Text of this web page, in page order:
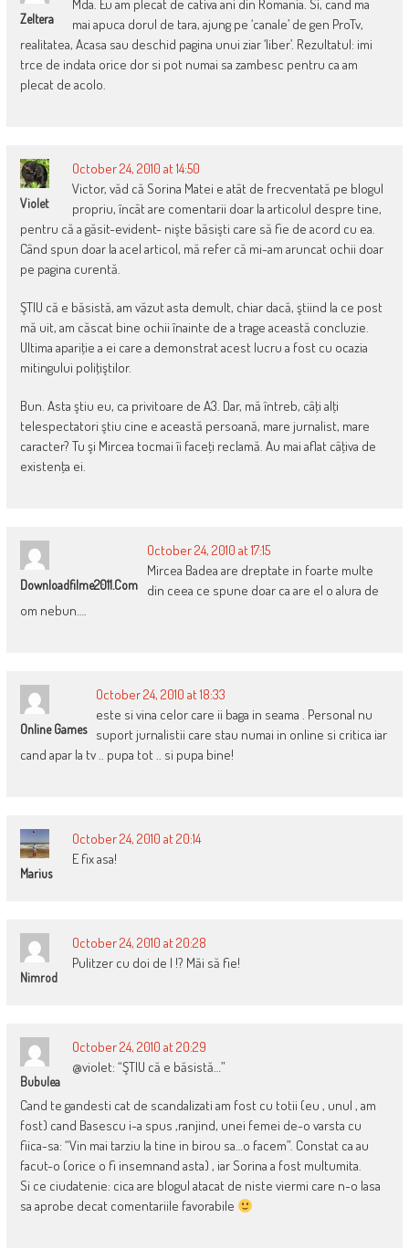
Zeltera
Mda. Eu am plecat de cativa ani din Romania. Si, cand ma
mai apuca dorul de tara, ajung pe ‘canale’ de gen ProTv,
realitatea, Acasa sau deschid pagina unui ziar ‘liber’. Rezultatul: imi
trce de indata orice dor si pot numai sa zambesc pentru ca am
plecat de acolo.
Violet
October 24, 2010 at 14:50
Victor, văd că Sorina Matei e atât de frecventată pe blogul
propriu, încât are comentarii doar la articolul despre tine,
pentru că a găsit-evident- nişte băsişti care să fie de acord cu ea.
Când spun doar la acel articol, mă refer că mi-am aruncat ochii doar
pe pagina curentă.
ŞTIU că e băsistă, am văzut asta demult, chiar dacă, ştiind la ce post
mă uit, am căscat bine ochii înainte de a trage această concluzie.
Ultima apariţie a ei care a demonstrat acest lucru a fost cu ocazia
mitingului poliţiştilor.
Bun. Asta ştiu eu, ca privitoare de A3. Dar, mă întreb, câţi alţi
telespectatori ştiu cine e această persoană, mare jurnalist, mare
caracter? Tu şi Mircea tocmai îi faceţi reclamă. Au mai aflat câţiva de
existenţa ei.
Downloadfilme2011.com
October 24, 2010 at 17:15
Mircea Badea are dreptate in foarte multe
din ceea ce spune doar ca are el o alura de
om nebun….
Online Games
October 24, 2010 at 18:33
este si vina celor care ii baga in seama . Personal nu
suport jurnalistii care stau numai in online si critica iar
cand apar la tv .. pupa tot .. si pupa bine!
Marius
October 24, 2010 at 20:14
E fix asa!
Nimrod
October 24, 2010 at 20:28
Pulitzer cu doi de l !? Măi să fie!
Bubulea
October 24, 2010 at 20:29
@violet: “ŞTIU că e băsistă…”
Cand te gandesti cat de scandalizati am fost cu totii (eu , unul , am
fost) cand Basescu i-a spus ,ranjind, unei femei de-o varsta cu
fiica-sa: “Vin mai tarziu la tine in birou sa…o facem”. Constat ca au
facut-o (orice o fi insemnand asta) , iar Sorina a fost multumita.
Si ce ciudatenie: cica are blogul atacat de niste viermi care n-o lasa
sa aprobe decat comentariile favorabile